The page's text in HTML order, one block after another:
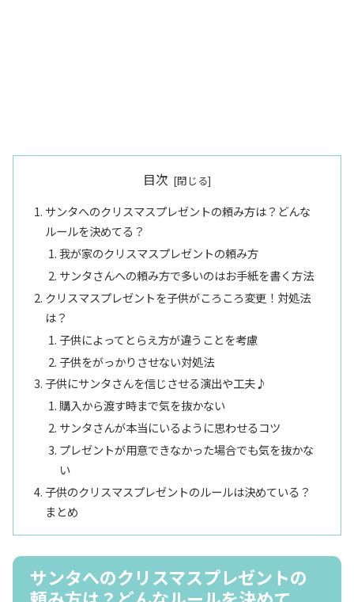
目次
サンタへのクリスマスプレゼントの頼み方は？どんな
ルールを決めてる？
我が家のクリスマスプレゼントの頼み方
サンタさんへの頼み方で多いのはお手紙を書く方法
クリスマスプレゼントを子供がころころ変更！対処法
は？
子供によってとらえ方が違うことを考慮
子供をがっかりさせない対処法
子供にサンタさんを信じさせる演出や工夫♪
購入から渡す時まで気を抜かない
サンタさんが本当にいるように思わせるコツ
プレゼントが用意できなかった場合でも気を抜かな
い
子供のクリスマスプレゼントのルールは決めている？
まとめ
サンタへのクリスマスプレゼントの